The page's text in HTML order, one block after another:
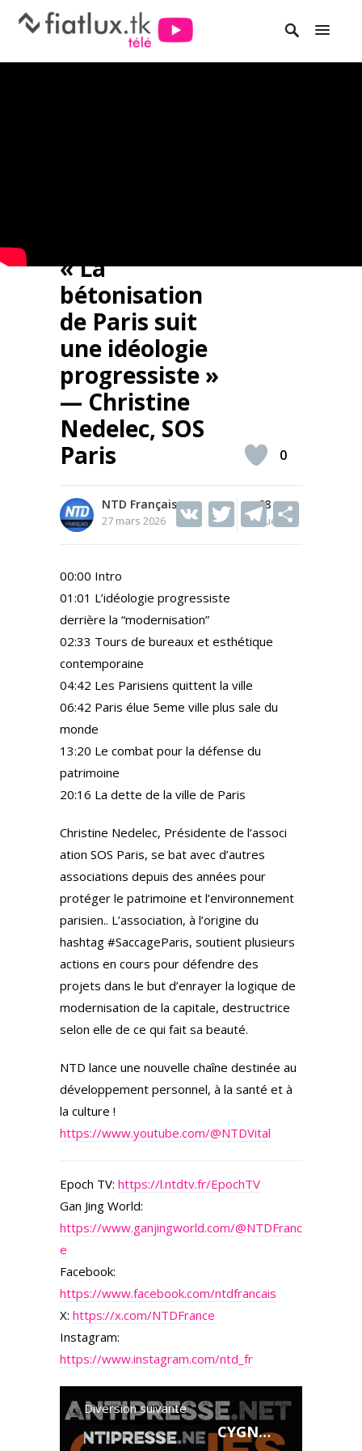
« La
bétonisation
de Paris suit
une idéologie
progressiste »
— Christine
Nedelec, SOS
Paris
NTD Français
27 mars 2026
68
Vues
V T T
m
0
00:00 Intro
01:01 L’idéologie progressiste
derrière la “modernisation”
02:33 Tours de bureaux et esthétique
contemporaine
04:42 Les Parisiens quittent la ville
06:42 Paris élue 5eme ville plus sale du
monde
13:20 Le combat pour la défense du
patrimoine
20:16 La dette de la ville de Paris
Christine Nedelec, Présidente de l’associ
ation SOS Paris, se bat avec d’autres
associations depuis des années pour
protéger le patrimoine et l’environnement
parisien.. L’association, à l’origine du
hashtag #SaccageParis, soutient plusieurs
actions en cours pour défendre des
projets dans le but d’enrayer la logique de
modernisation de la capitale, destructrice
selon elle de ce qui fait sa beauté.
NTD lance une nouvelle chaîne destinée au
développement personnel, à la santé et à
la culture !
https://www.youtube.com/@NTDVital
Epoch TV: https://l.ntdtv.fr/EpochTV
Gan Jing World:
https://www.ganjingworld.com/@NTDFranc
e
Facebook:
https://www.facebook.com/ntdfrancais
X: https://x.com/NTDFrance
Instagram:
https://www.instagram.com/ntd_fr
Diversion suivante
CYGNES NOIRS 27.3.2026 — Le briefing avec Slobodan Despot